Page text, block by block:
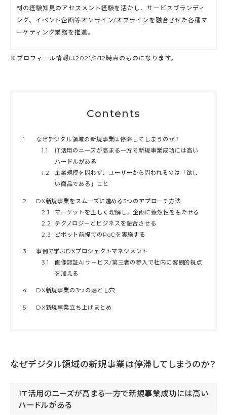
材の経験知見のアセスメント経験を活かし、サービスブランディ
ング、イベント企画等オンライン/オフラインを融合させた各種マ
ーケティング業務を推進。
※プロフィール情報は2021/5/12時点のものになります。
Contents
1
なぜデジタル領域の新規事業は停滞してしまうのか？
1.1
IT活用のニーズが高まる一方で新規事業成功には高い
ハードルがある
1.2
企業規模を問わず、ユーザーから問われるのは「欲し
い商品である」こと
2
DX新規事業をスムーズに進める3つのアプローチ方法
2.1
マーケットを正しく理解し、企画に蓋然性をもたせる
2.2
テクノロジーとビジネスを融合させる
2.3
ピボット前提でのPoCを実施する
3
事例で学ぶDXプロジェクトマネジメント
3.1
画像認証AIサービス/第三者の参入で社内に客観的視点
を加える
4 DX新規事業の3つの落とし穴
5 DX新規事業立ち上げまとめ
なぜデジタル領域の新規事業は停滞してしまうのか？
IT活用のニーズが高まる一方で新規事業成功には高い
ハードルがある